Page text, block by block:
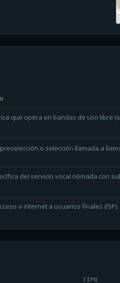
que opera en bandas de uso libre
o selección llamada a
del servicio vocal nómada con
a internet a usuarios finales (ISP).
TIPO